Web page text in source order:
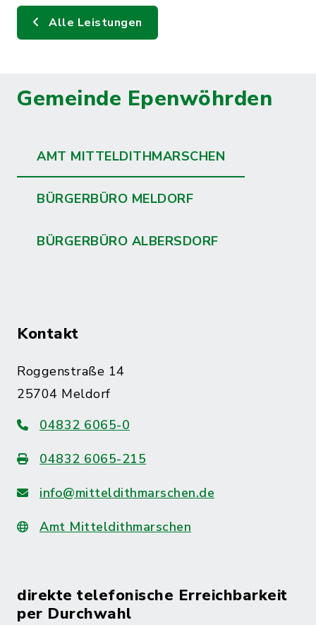
Alle Leistungen
Gemeinde Epenwöhrden
AMT MITTELDITHMARSCHEN
BÜRGERBÜRO MELDORF
BÜRGERBÜRO ALBERSDORF
Kontakt
Roggenstraße 14
25704 Meldorf
04832 6065-0
04832 6065-215
info@mitteldithmarschen.de
Amt Mitteldithmarschen
direkte telefonische Erreichbarkeit
per Durchwahl